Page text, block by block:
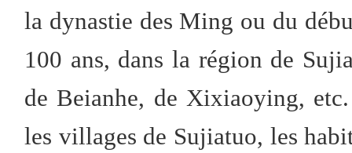
la dynastie des Ming ou du
100 ans, dans la région de
de Beianhe, de Xixiaoying,
les villages de Sujiatuo, les